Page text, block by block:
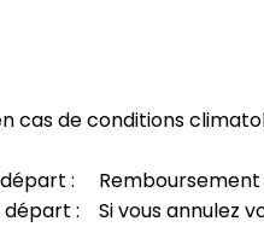
cas de conditions
départ :
: Si vous annulez